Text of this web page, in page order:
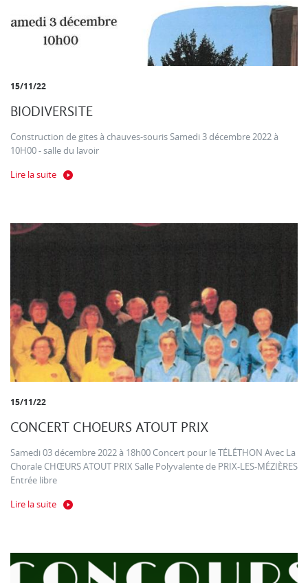
15/11/22
BIODIVERSITE
Construction de gites à chauves-souris Samedi 3 décembre 2022 à
10H00 - salle du lavoir
Lire la suite
15/11/22
CONCERT CHOEURS ATOUT PRIX
Samedi 03 décembre 2022 à 18h00 Concert pour le TÉLÉTHON Avec La
Chorale CHŒURS ATOUT PRIX Salle Polyvalente de PRIX-LES-MÉZIÈRES
Entrée libre
Lire la suite